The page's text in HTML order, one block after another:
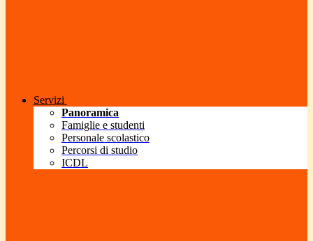
Servizi
Panoramica
Famiglie e studenti
Personale scolastico
Percorsi di studio
ICDL